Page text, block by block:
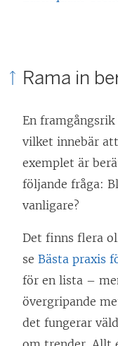
Rama in
En
vilket innebär
exemplet är
följande fråga:
vanligare?
Det finns flera
se Bästa praxis
för en lista –
övergripande
det fungerar